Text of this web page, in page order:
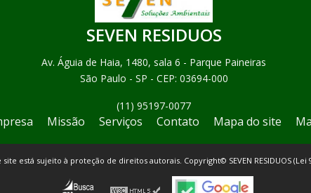
SEVEN RESIDUOS
Av. Águia de Haia, 1480, sala 6 - Parque Paineiras
São Paulo - SP - CEP: 03694-000
(11) 95197-0077
Missão Serviços Contato Mapa do site
está sujeito à proteção de direitos autorais. Copyright© SEVEN RESIDUOS (Lei